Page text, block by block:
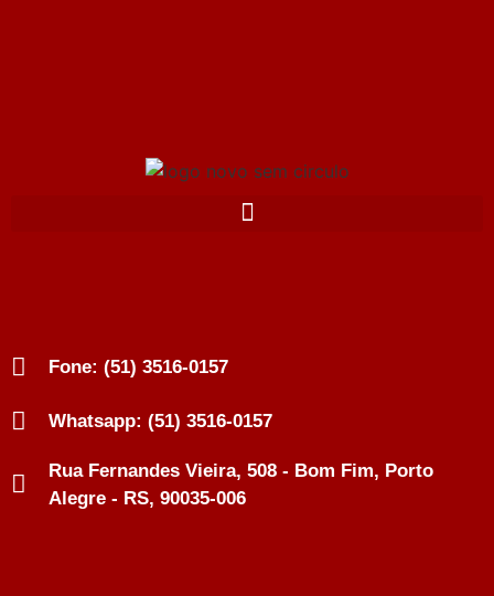
Fone: (51) 3516-0157
Whatsapp: (51) 3516-0157
Rua Fernandes Vieira, 508 - Bom Fim, Porto
Alegre - RS, 90035-006